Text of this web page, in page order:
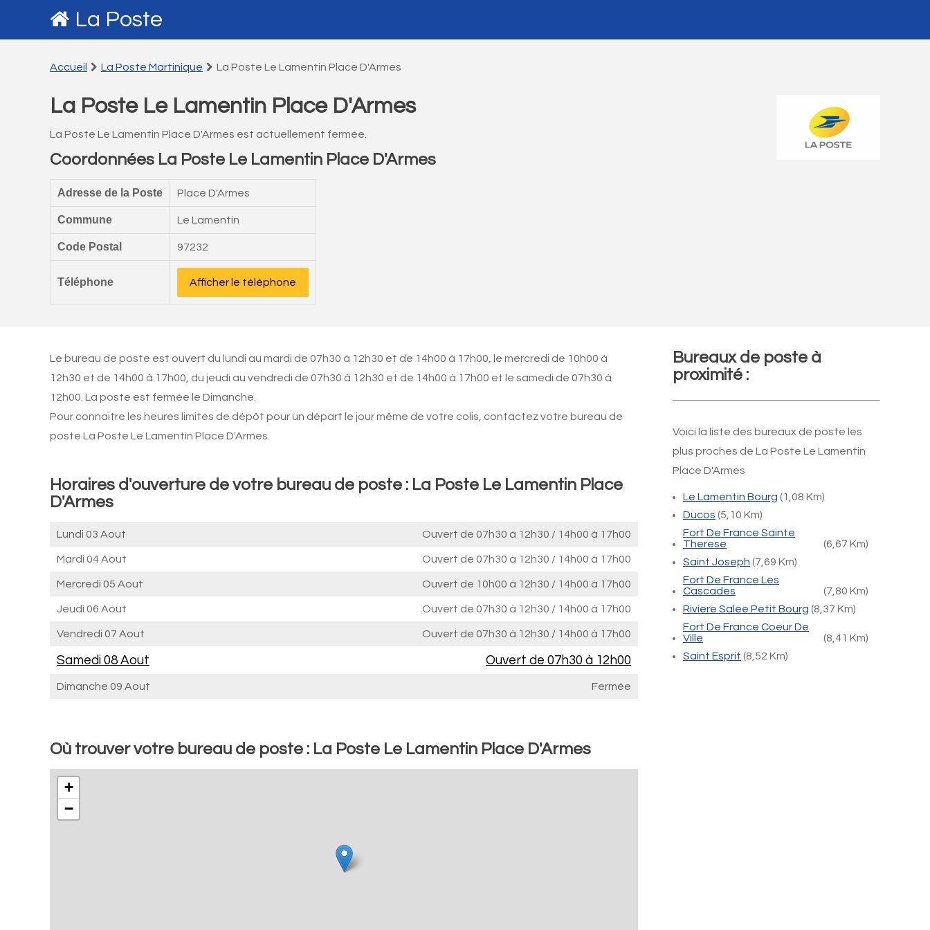
La Poste
Accueil La Poste Martinique La Poste Le Lamentin Place D'Armes
La Poste Le Lamentin Place D'Armes
La Poste Le Lamentin Place D'Armes est actuellement fermée.
Coordonnées La Poste Le Lamentin Place D'Armes
Adresse de la Poste Place D'Armes
Commune Le Lamentin
Code Postal 97232
Téléphone Afficher le téléphone
Le bureau de poste est ouvert du lundi au mardi de 07h30 à 12h30 et de 14h00 à 17h00, le mercredi de 10h00 à
12h30 et de 14h00 à 17h00, du jeudi au vendredi de 07h30 à 12h30 et de 14h00 à 17h00 et le samedi de 07h30 à
12h00. La poste est fermée le Dimanche.
Pour connaitre les heures limites de dépôt pour un départ le jour même de votre colis, contactez votre bureau de
poste La Poste Le Lamentin Place D'Armes.
Horaires d'ouverture de votre bureau de poste : La Poste Le Lamentin Place
D'Armes
Lundi 03 Aout Ouvert de 07h30 à 12h30 / 14h00 à 17h00
Mardi 04 Aout Ouvert de 07h30 à 12h30 / 14h00 à 17h00
Mercredi 05 Aout Ouvert de 10h00 à 12h30 / 14h00 à 17h00
Jeudi 06 Aout Ouvert de 07h30 à 12h30 / 14h00 à 17h00
Vendredi 07 Aout Ouvert de 07h30 à 12h30 / 14h00 à 17h00
Samedi 08 Aout Ouvert de 07h30 à 12h00
Dimanche 09 Aout Fermée
Où trouver votre bureau de poste : La Poste Le Lamentin Place D'Armes
+
−
Bureaux de poste à
proximité :
Voici la liste des bureaux de poste les
plus proches de La Poste Le Lamentin
Place D'Armes
Le Lamentin Bourg (1,08 Km)
Ducos (5,10 Km)
Fort De France Sainte
Therese
(6,67 Km)
Saint Joseph (7,69 Km)
Fort De France Les
Cascades
(7,80 Km)
Riviere Salee Petit Bourg (8,37 Km)
Fort De France Coeur De
Ville
(8,41 Km)
Saint Esprit (8,52 Km)